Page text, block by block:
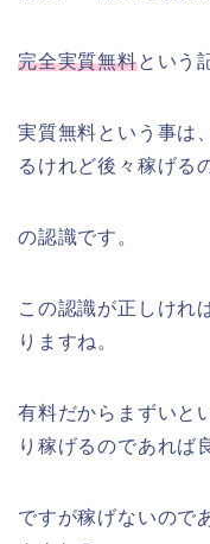
完全実質無料という
実質無料という事は
るけれど後々稼げる
の認識です。
この認識が正しけれ
りますね。
有料だからまずいと
り稼げるのであれば
ですが稼げないので